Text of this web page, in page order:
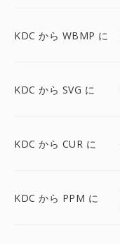
KDC から WBMP に
KDC から SVG に
KDC から CUR に
KDC から PPM に